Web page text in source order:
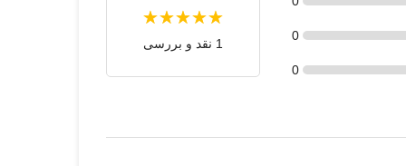
1 نقد و بررسی
0
0